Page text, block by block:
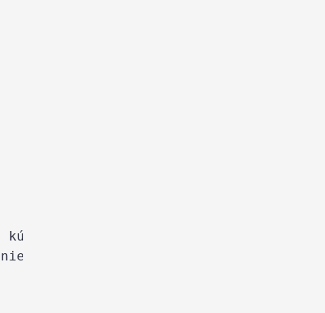
Púchov, Klimatizácia na kurenie
Beckov,